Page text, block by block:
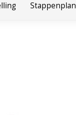
Stappenplan